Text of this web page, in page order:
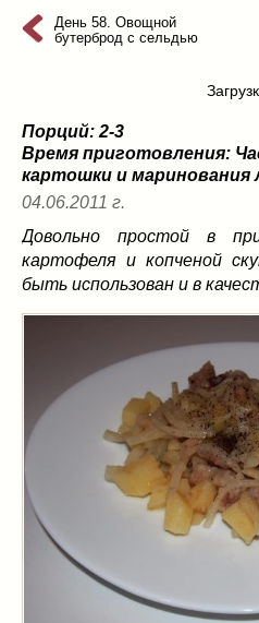
из слоеного теста
на пикник (13)
(5)
салаты(198)
сладкие блюда(9)
молочные(4)
свекольник
суп-пюре(10)
холодные супы(22)
(42)
Вкусные враги фигуры…(44)
десерты(2)
Масленица(17)
рецепты теста
торты(12)
без выпечки(5)
День 58. Овощной
бутерброд с сельдью
Порций: 2-3
Время приготовления:
картошки и маринования
04.06.2011 г.
Довольно простой в
картофеля и копченой
быть использован и в